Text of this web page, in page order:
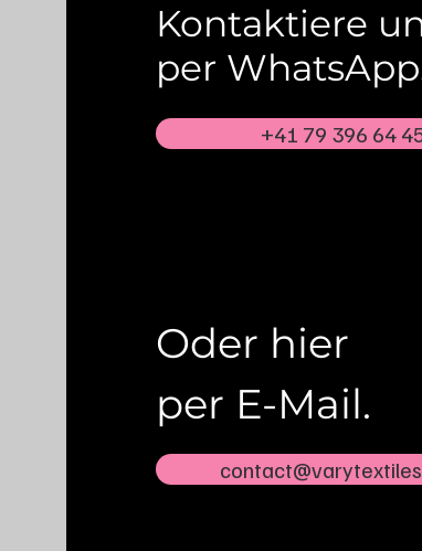
Kontaktiere
per
+41 79 396 64
Oder hier
per E-Mail.